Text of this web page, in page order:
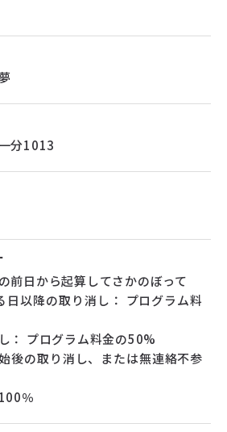
分1013
前日から起算してさかのぼって
日以降の取り消し： プログラム料
： プログラム料金の50%
後の取り消し、または無連絡不参
％